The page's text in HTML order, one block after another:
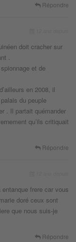
Répondre
doit cracher sur
.
et de
en 2008, il
du peuple
. Il partait quémander
qu’ils critiquait
Répondre
frere car vous
doré ceux sont
que nous suis-je
Répondre